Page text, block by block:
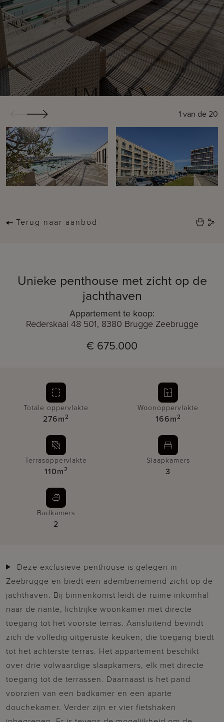
1 van de 20
Terug naar aanbod
Unieke penthouse met zicht op de
jachthaven
Appartement te koop:
Rederskaai 48 501, 8380 Brugge Zeebrugge
€ 675.000
Totale oppervlakte
276m2
Woonoppervlakte
166m2
Terrasoppervlakte
110m2
Slaapkamers
3
Badkamers
2
Zeebrugge en biedt een adembenemend zicht op de
jachthaven. Bij binnenkomst leidt de ruime inkomhal
naar de riante, lichtrijke woonkamer met directe
toegang tot het voorste terras. Aansluitend bevindt
zich de volledig uitgeruste keuken, die toegang biedt
tot het achterste terras. Het appartement beschikt
over drie volwaardige slaapkamers, elk met directe
toegang tot de terrassen. Daarnaast is het pand
voorzien van een badkamer en een aparte
douchekamer. Verder zijn er vier fietshaken